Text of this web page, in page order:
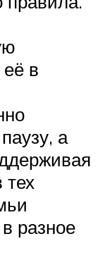
в
а
тех
разное